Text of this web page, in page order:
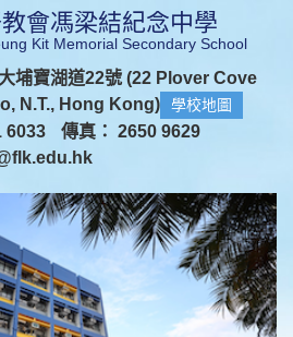
會馮梁結紀念中學
Kit Memorial Secondary School
埔寶湖道22號 (22 Plover Cove
N.T., Hong Kong)
學校地圖
6033
傳真： 2650 9629